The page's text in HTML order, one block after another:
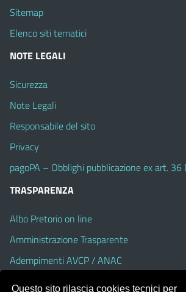
Sitemap
Elenco siti tematici
NOTE LEGALI
Sicurezza
Note Legali
Responsabile del sito
Privacy
pagoPA – Obblighi pubblicazione ex art. 36
TRASPARENZA
Albo Pretorio on line
Amministrazione Trasparente
Adempimenti AVCP / ANAC
Questo sito rilascia cookies tecnici per